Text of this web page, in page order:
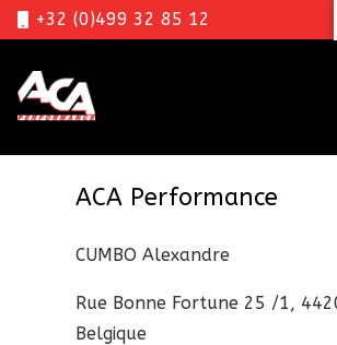
+32 (0)499 32 85 12
ACA Performance
CUMBO Alexandre
Rue Bonne Fortune 25 /1,
Belgique